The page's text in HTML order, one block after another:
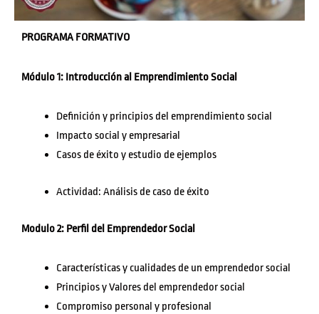
PROGRAMA FORMATIVO
Módulo 1: Introducción al Emprendimiento Social
Definición y principios del emprendimiento social
Impacto social y empresarial
Casos de éxito y estudio de ejemplos
Actividad: Análisis de caso de éxito
Modulo 2: Perfil del Emprendedor Social
Características y cualidades de un emprendedor social
Principios y Valores del emprendedor social
Compromiso personal y profesional